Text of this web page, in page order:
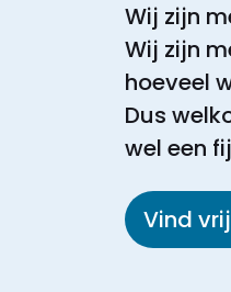
Wij zijn
Wij zijn
hoeveel
Dus
wel een
Vind